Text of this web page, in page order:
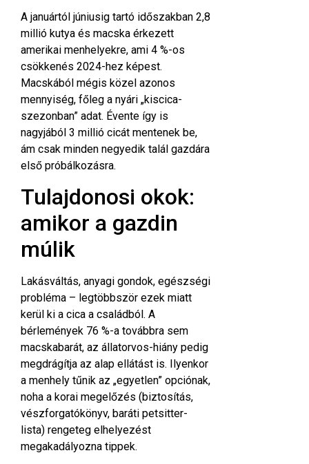
A januártól júniusig tartó időszakban 2,8
millió kutya és macska érkezett
amerikai menhelyekre, ami 4 %-os
csökkenés 2024-hez képest.
Macskából mégis közel azonos
mennyiség, főleg a nyári „kiscica­
szezonban” adat. Évente így is
nagyjából 3 millió cicát mentenek be,
ám csak minden negyedik talál gazdára
első próbálkozásra.
Tulajdonosi okok:
amikor a gazdin
múlik
Lakásváltás, anyagi gondok, egészségi
probléma – legtöbbször ezek miatt
kerül ki a cica a családból. A
bérlemények 76 %-a továbbra sem
macskabarát, az állatorvos-hiány pedig
megdrágítja az alap ellátást is. Ilyenkor
a menhely tűnik az „egyetlen” opció­nak,
noha a korai megelőzés (biztosítás,
vészforgatókönyv, baráti petsitter-
lista) rengeteg elhelyezést
megakadályozna tippek.